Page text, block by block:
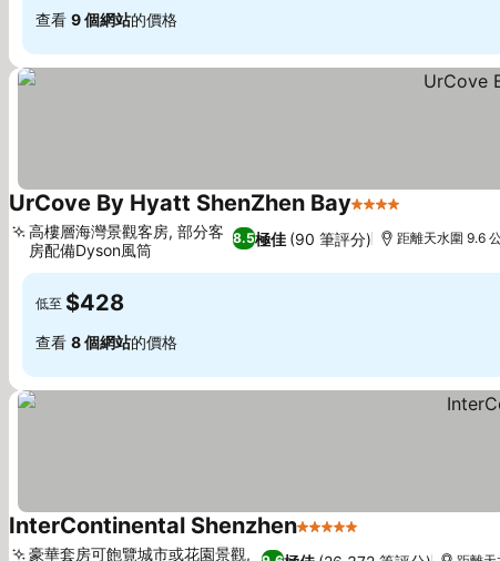
查看 9 個網站的價格
UrCove By Hyatt ShenZhen Bay4 星級
8.5極佳 (90 筆評分)
高樓層海灣景觀客房, 部分客
房配備Dyson風筒
距離天水圍 9.6
低至 $428
查看 8 個網站的價格
InterContinental Shenzhen5 星級
豪華套房可飽覽城市或花園景觀,